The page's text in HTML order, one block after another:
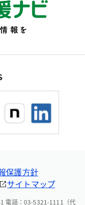
保護方針
サイトマップ
電話：03-5321-1111（代